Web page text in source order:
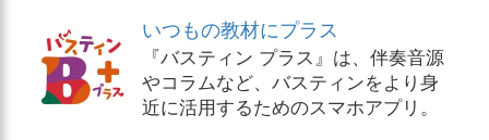
いつもの教材にプラス
『バスティン プラス』は、伴奏音源
やコラムなど、バスティンをより身
近に活用するためのスマホアプリ。